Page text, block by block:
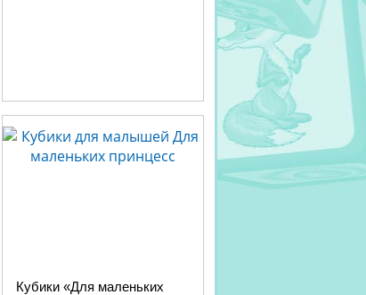
Кубики «Для маленьких